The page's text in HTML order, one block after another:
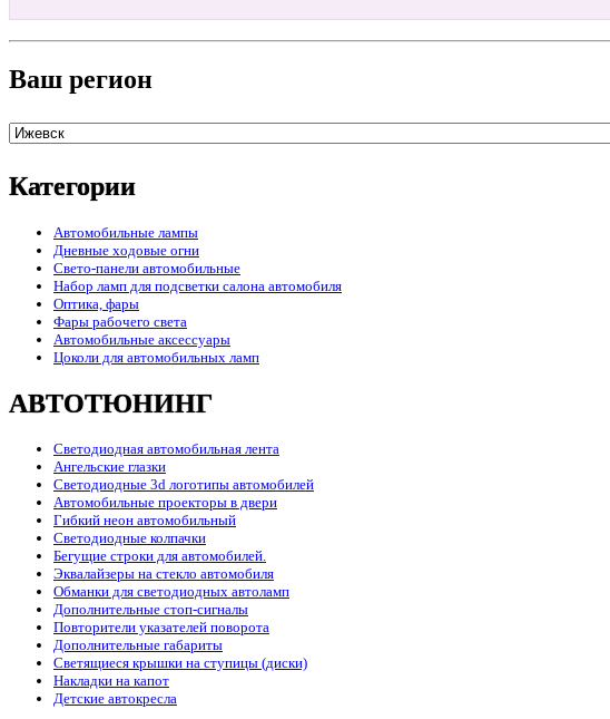
Ваш регион
Категории
Автомобильные лампы
Дневные ходовые огни
Свето-панели автомобильные
Набор ламп для подсветки салона автомобиля
Оптика, фары
Фары рабочего света
Автомобильные аксессуары
Цоколи для автомобильных ламп
АВТОТЮНИНГ
Светодиодная автомобильная лента
Ангельские глазки
Светодиодные 3d логотипы автомобилей
Автомобильные проекторы в двери
Гибкий неон автомобильный
Светодиодные колпачки
Бегущие строки для автомобилей.
Эквалайзеры на стекло автомобиля
Обманки для светодиодных автоламп
Дополнительные стоп-сигналы
Повторители указателей поворота
Дополнительные габариты
Светящиеся крышки на ступицы (диски)
Накладки на капот
Детские автокресла